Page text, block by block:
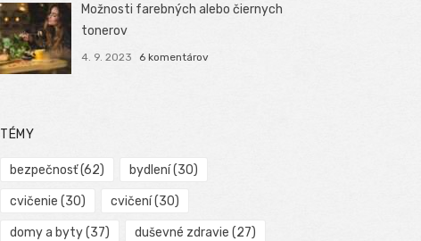
Možnosti farebných alebo čiernych
tonerov
4. 9. 2023 6 komentárov
TÉMY
bezpečnosť(62) bydlení(30)
cvičenie (30) cvičení(30)
domy a byty(37) duševné zdravie (27)